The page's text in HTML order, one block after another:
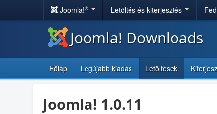
Joomla!® Letöltés és kiterjesztés
Joomla! Downloads
Főlap Legújabb kiadás Letöltések
Joomla! 1.0.11